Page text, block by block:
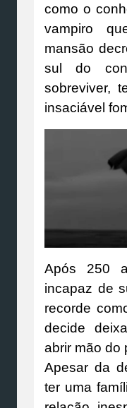
como o
vampiro
mansão
sul do
sobreviver,
insaciável
Após 250
incapaz de
recorde
decide
abrir mão do
Apesar da
ter uma